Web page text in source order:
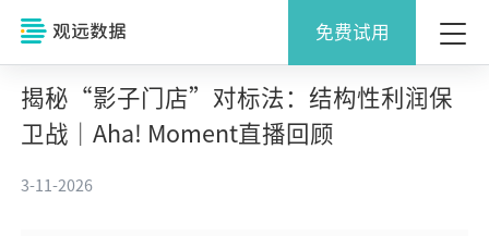
免费试用
揭秘“影子门店”对标法：结构性利润保
卫战｜Aha! Moment直播回顾
3-11-2026